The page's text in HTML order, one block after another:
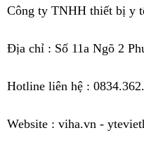
Công ty TNHH thiết bị y
Địa chỉ : Số 11a Ngõ 2
Hotline liên hệ :
Website : viha.vn -